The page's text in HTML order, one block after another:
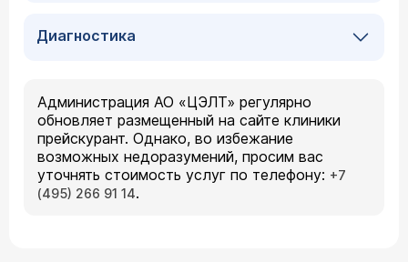
Диагностика
Администрация АО «ЦЭЛТ» регулярно
обновляет размещенный на сайте клиники
прейскурант. Однако, во избежание
возможных недоразумений, просим вас
уточнять стоимость услуг по телефону: +7
(495) 266 91 14.